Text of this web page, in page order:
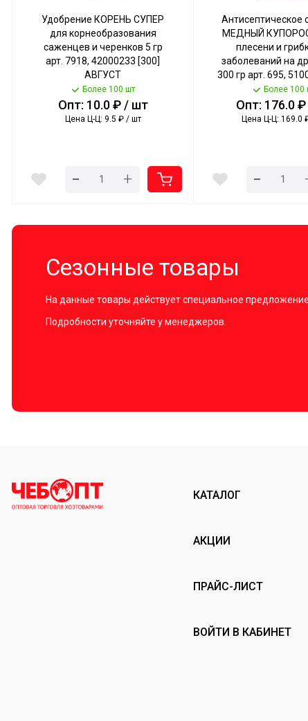
Удобрение КОРЕНЬ СУПЕР
для корнеобразования
саженцев и черенков 5 гр
арт. 7918, 42000233 [300]
АВГУСТ
Более 100 шт
Опт: 10.0 ₽ / шт
Цена Ц-Ц: 9.5 ₽ / шт
- +
Антисептическое
МЕДНЫЙ
плесени и
заболеваний на
300 гр арт. 695,
АВГУСТ
Более 100
Опт: 176.0
Цена Ц-Ц: 169.0
-
Сезонные товары
На данные товары действует специальное предложение.
Подробности уточняйте у менеджеров.
КАТАЛОГ
АКЦИИ
ПРАЙС-ЛИСТ
ВОЙТИ В КАБИНЕТ